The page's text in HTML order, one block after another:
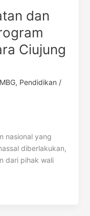
dan
Ciujung
MBG, Pendidikan /
nasional yang
diberlakukan,
dari pihak wali